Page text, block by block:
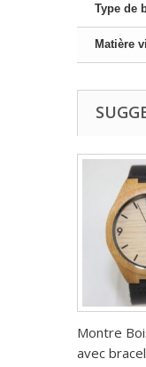
Type de
Matière
Montre
avec